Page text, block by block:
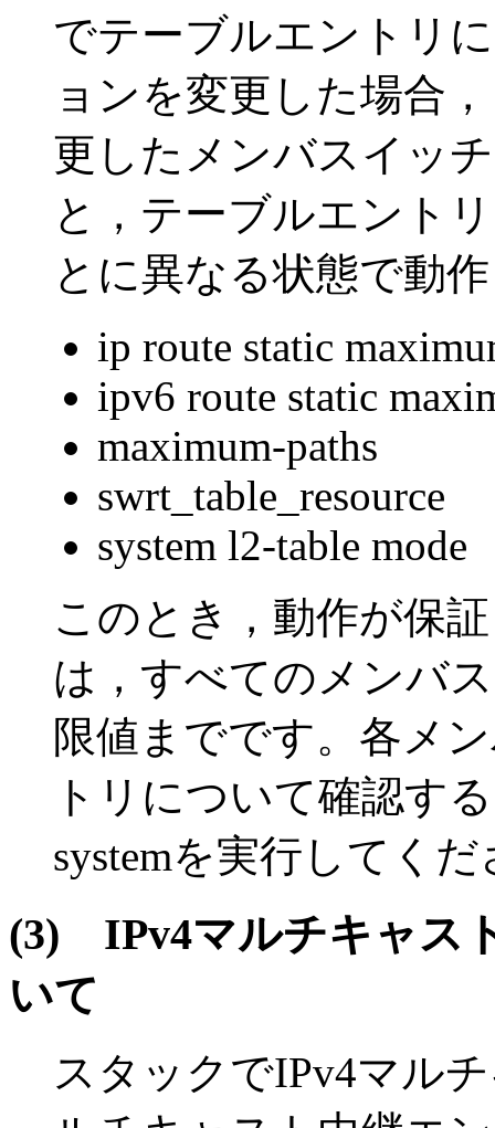
でテーブルエントリ
ョンを変更した場合
更したメンバスイッ
と，テーブルエント
とに異なる状態で動
ip route static
ipv6 route static
maximum-paths
swrt_table_resource
system l2-table mode
このとき，動作が保
は，すべてのメンバ
限値までです。各メ
トリについて確認す
systemを実行してく
(3) IPv4マルチキャス
いて
スタックでIPv4マル